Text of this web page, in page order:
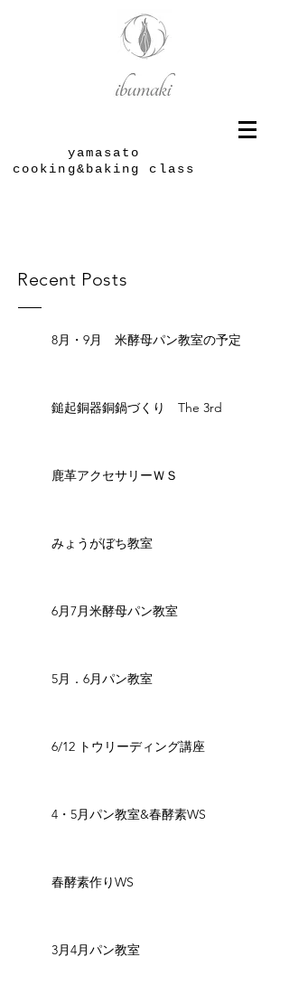
yamasato
cooking&baking class
Recent Posts
8月・9月 米酵母パン教室の予定
鎚起銅器銅鍋づくり The 3rd
鹿革アクセサリーＷＳ
みょうがぼち教室
6月7月米酵母パン教室
5月．6月パン教室
6/12 トウリーディング講座
4・5月パン教室&春酵素WS
春酵素作りWS
3月4月パン教室